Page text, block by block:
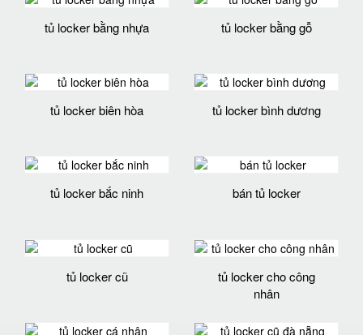
tủ locker bằng nhựa tủ locker bằng gỗ
tủ locker biên hòa tủ locker bình dương
tủ locker bắc ninh bán tủ locker
tủ locker cũ
tủ locker cho công
nhân